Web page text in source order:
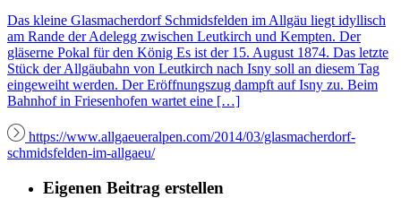
Das kleine Glasmacherdorf Schmidsfelden im Allgäu liegt idyllisch
am Rande der Adelegg zwischen Leutkirch und Kempten. Der
gläserne Pokal für den König Es ist der 15. August 1874. Das letzte
Stück der Allgäubahn von Leutkirch nach Isny soll an diesem Tag
eingeweiht werden. Der Eröffnungszug dampft auf Isny zu. Beim
Bahnhof in Friesenhofen wartet eine […]
https://www.allgaeueralpen.com/2014/03/glasmacherdorf-
schmidsfelden-im-allgaeu/
Eigenen Beitrag erstellen